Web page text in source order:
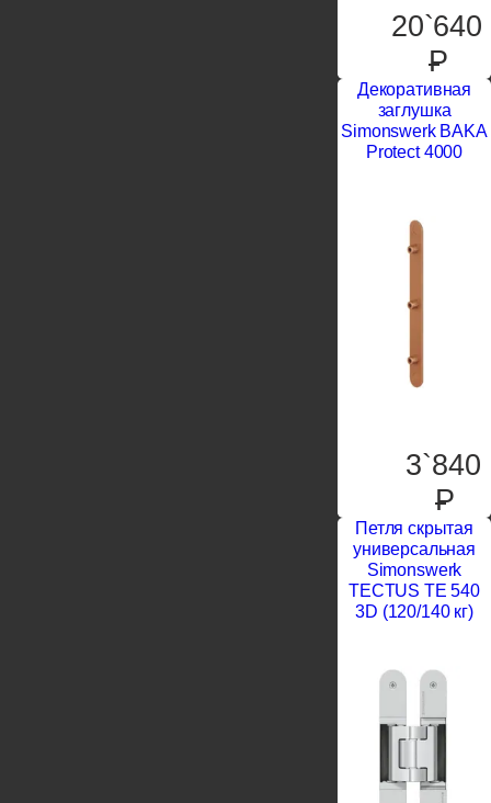
20`640
P
Декоративная
заглушка
Simonswerk BAKA
Protect 4000
3`840
P
Петля скрытая
универсальная
Simonswerk
TECTUS TE 540
3D (120/140 кг)